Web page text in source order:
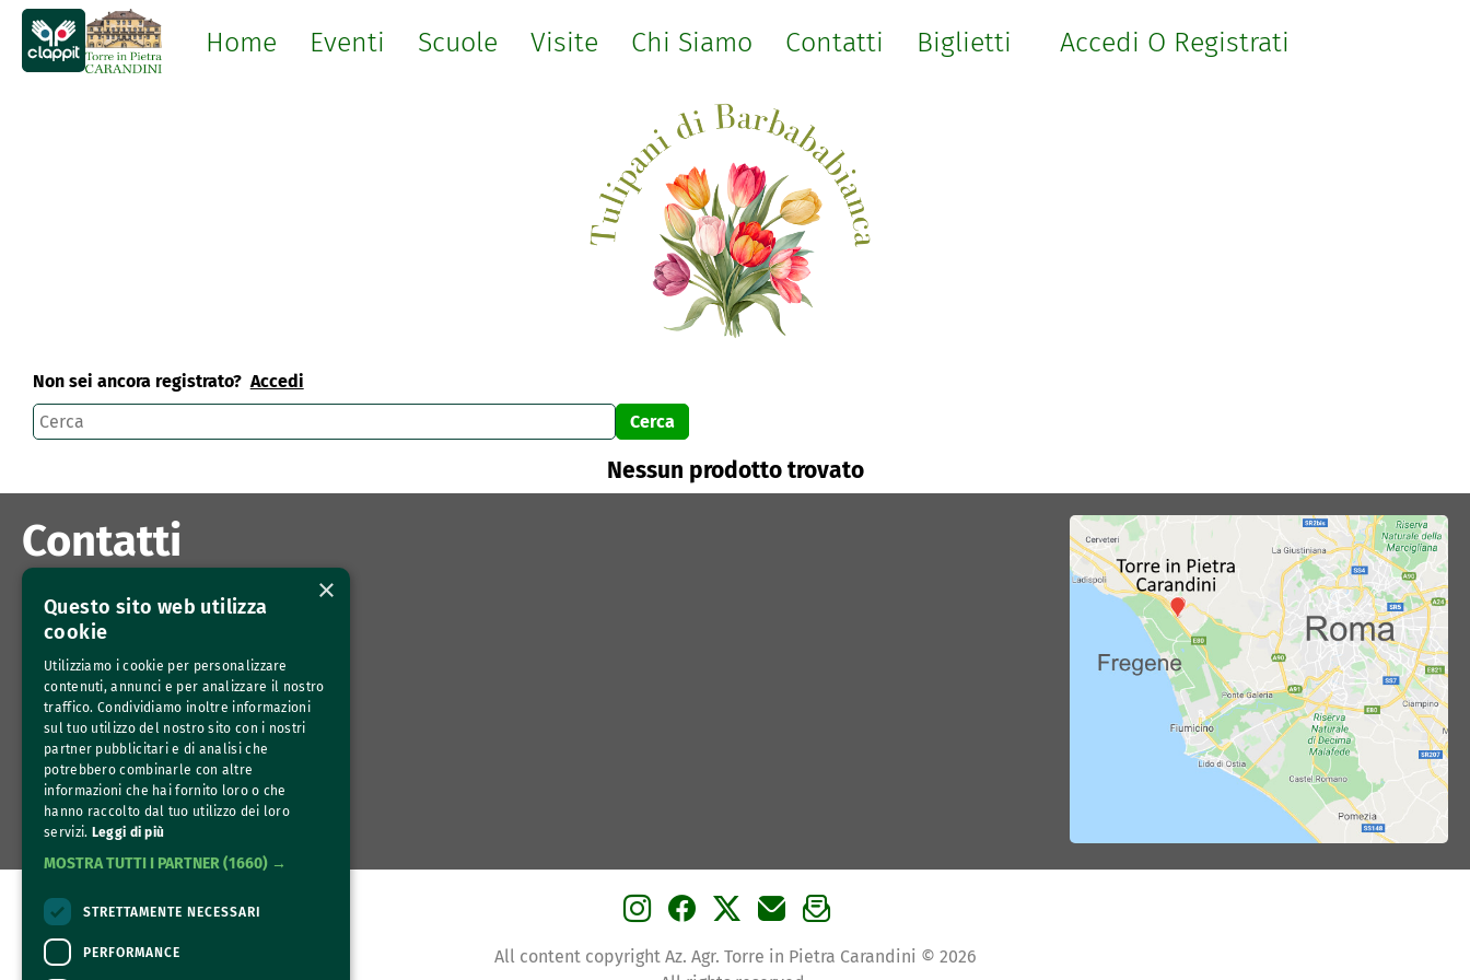
Home Eventi Scuole Visite Chi Siamo Contatti Biglietti Accedi O Registrati
Non sei ancora registrato? Accedi
Nessun prodotto trovato
Contatti
Azienda Agricola Torre in Pietra Carandini
Via Terralba 319
00054 Torrimpietra (Roma)
info@torreinpietracarandini.it
Susanna Carandini 335 7277303
Inviaci un messaggio
Iscriviti alla nostra Newsletter
All content copyright Az. Agr. Torre in Pietra Carandini © 2026
×
Questo sito web utilizza
cookie
Utilizziamo i cookie per personalizzare
contenuti, annunci e per analizzare il nostro
traffico. Condividiamo inoltre informazioni
sul tuo utilizzo del nostro sito con i nostri
partner pubblicitari e di analisi che
potrebbero combinarle con altre
informazioni che hai fornito loro o che
hanno raccolto dal tuo utilizzo dei loro
servizi. Leggi di più
MOSTRA TUTTI I PARTNER(1660) →
STRETTAMENTE NECESSARI
PERFORMANCE